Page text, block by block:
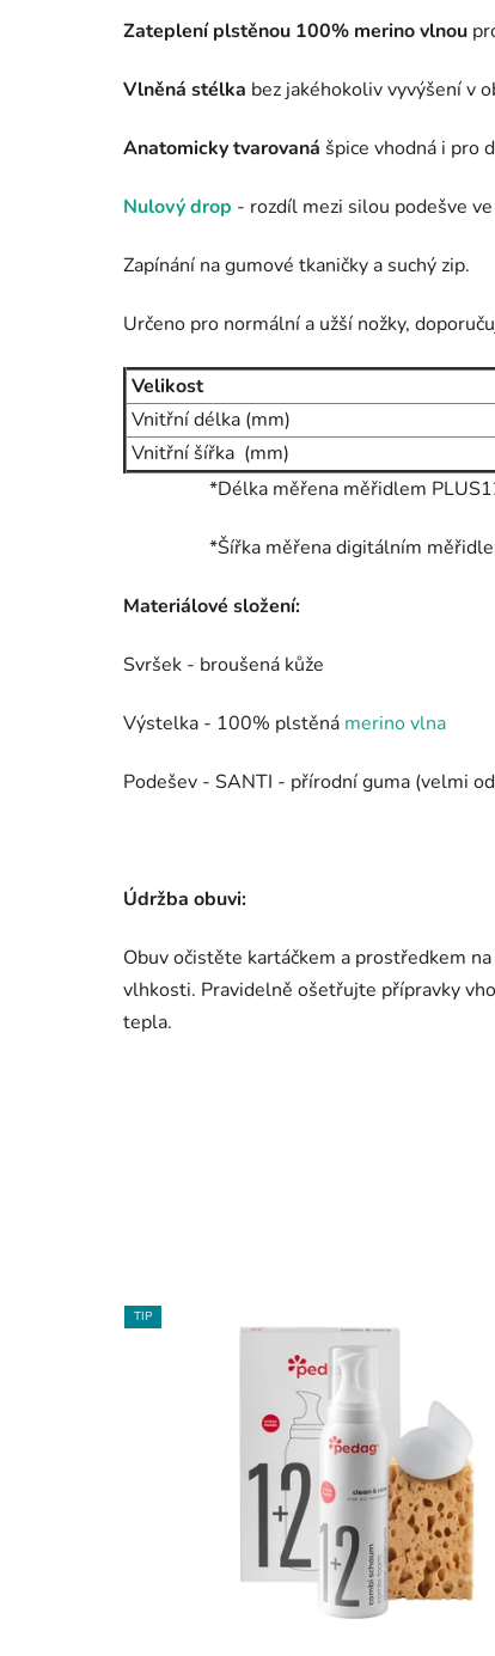
Zateplení plstěnou 100% merino vlnou
Vlněná stélka bez jakéhokoliv vyvýšení v
Anatomicky tvarovaná špice vhodná i pro
Nulový drop - rozdíl mezi silou podešve
Zapínání na gumové tkaničky a suchý zip.
Určeno pro normální a užší nožky,
Velikost
Vnitřní délka (mm)
Vnitřní šířka (mm)
*Délka měřena měřidlem
*Šířka měřena digitálním měřidlem
Materiálové složení:
Svršek - broušená kůže
Výstelka - 100% plstěná merino vlna
Podešev - SANTI - přírodní guma (velmi
Údržba obuvi:
Obuv očistěte kartáčkem a prostředkem
vlhkosti. Pravidelně ošetřujte přípravky
tepla.
TIP